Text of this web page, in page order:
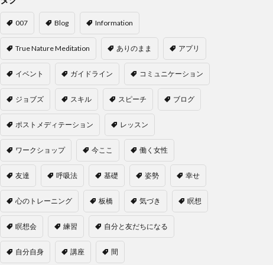
007 Blog Information
True Nature Meditation ありのまま アプリ
イベント ガイドライン コミュニケーション
ジョブズ スキル スピーチ ブログ
ポストメディテーション レッスン
ワークショップ 今ここ 働く女性
友達 呼吸法 基礎 姿勢 幸せ
心のトレーニング 板橋 気づき 瞑想
瞑想会 練習 自分と友だちになる
自分自身 講座 間